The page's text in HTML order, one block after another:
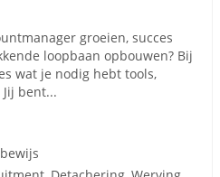
groeien, succes
loopbaan opbouwen? Bij
wat je nodig hebt tools,
bent...